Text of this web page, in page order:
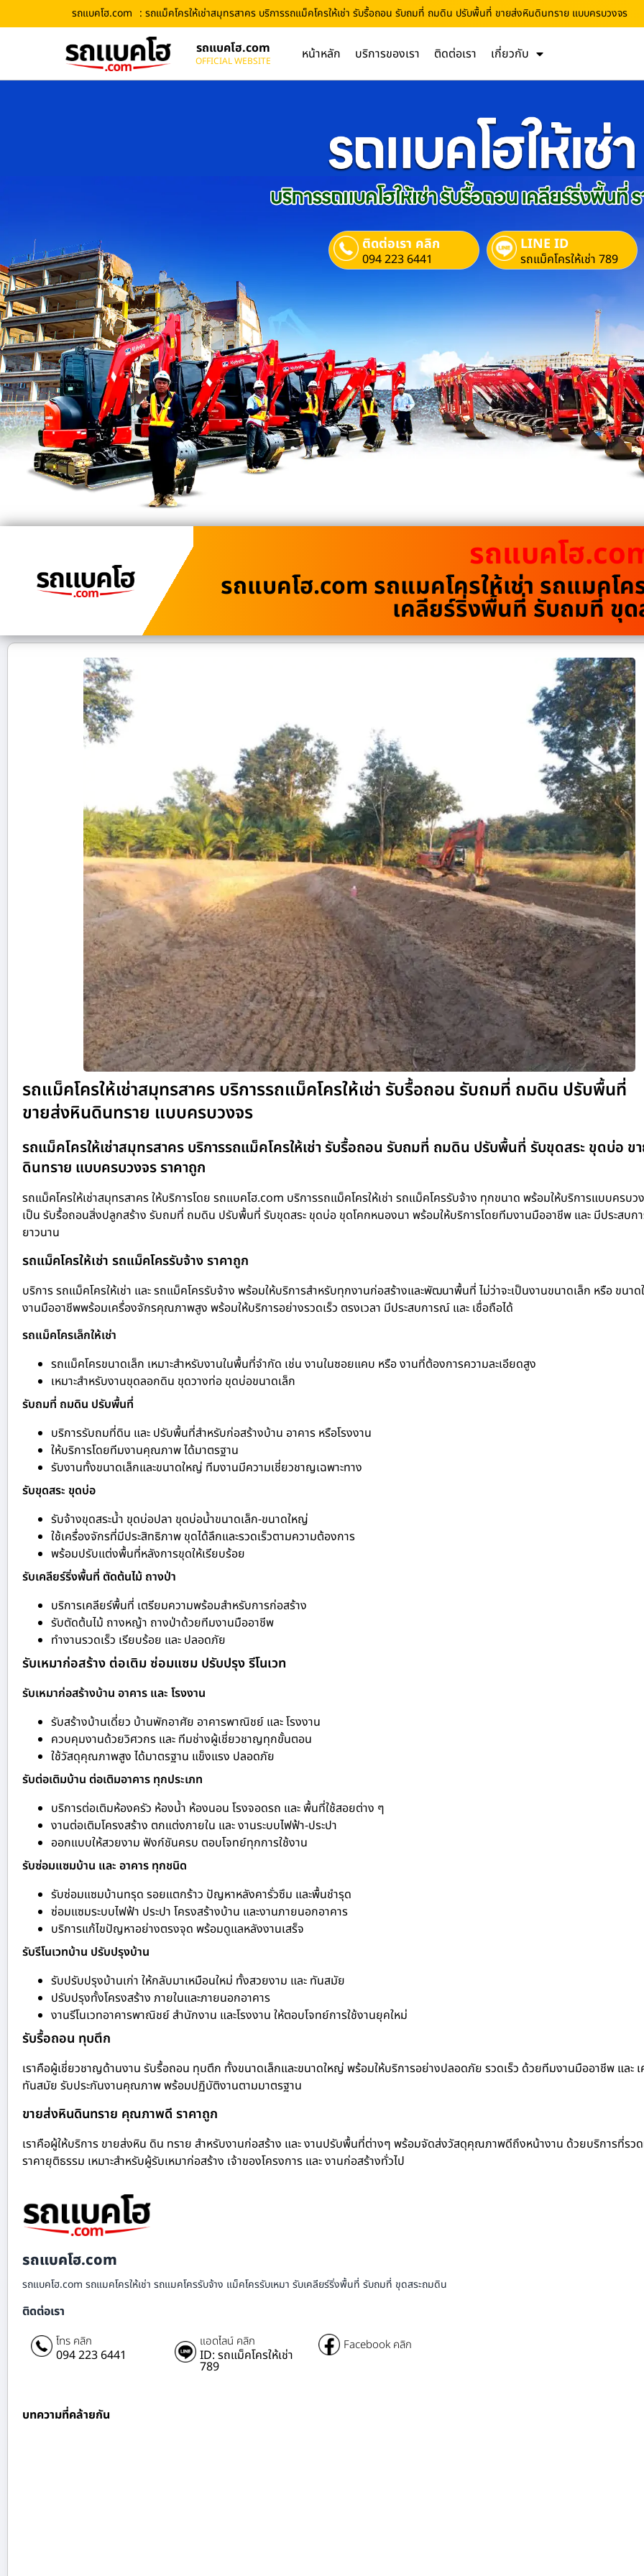
รถแบคโฮ.com : รถแม็คโครให้เช่าสมุทรสาคร บริการรถแม็คโครให้เช่า รับรื้อถอน รับถมที่ ถมดิน ปรับพื้นที่ ขายส่งหินดินทราย แบบครบวงจร
รถแบคโฮ.com
OFFICIAL WEBSITE หน้าหลัก บริการของเรา ติดต่อเรา เกี่ยวกับ
ติดต่อเรา คลิก
094 223 6441
LINE ID
รถแม็คโครให้เช่า 789
รถแบคโฮ
รถแบคโฮ.com รถแมคโครให้เช่า รถแมคโค
เคลียร์ริ่งพื้นที่ รับถมที่ ขุ
รถแม็คโครให้เช่าสมุทรสาคร บริการรถแม็คโครให้เช่า รับรื้อถอน รับถมที่ ถมดิน ปรับพื้นที่
ขายส่งหินดินทราย แบบครบวงจร
รถแม็คโครให้เช่าสมุทรสาคร บริการรถแม็คโครให้เช่า รับรื้อถอน รับถมที่ ถมดิน ปรับพื้นที่ รับขุดสระ ขุดบ่อ ข
ดินทราย แบบครบวงจร ราคาถูก
รถแม็คโครให้เช่าสมุทรสาคร ให้บริการโดย รถแบคโฮ.com บริการรถแม็คโครให้เช่า รถแม็คโครรับจ้าง ทุกขนาด พร้อมให้บริการแบบครบวง
เป็น รับรื้อถอนสิ่งปลูกสร้าง รับถมที่ ถมดิน ปรับพื้นที่ รับขุดสระ ขุดบ่อ ขุดโคกหนองนา พร้อมให้บริการโดยทีมงานมืออาชีพ และ มีประสบก
ยาวนาน
รถแม็คโครให้เช่า รถแม็คโครรับจ้าง ราคาถูก
บริการ รถแม็คโครให้เช่า และ รถแม็คโครรับจ้าง พร้อมให้บริการสำหรับทุกงานก่อสร้างและพัฒนาพื้นที่ ไม่ว่าจะเป็นงานขนาดเล็ก หรือ ขนา
งานมืออาชีพพร้อมเครื่องจักรคุณภาพสูง พร้อมให้บริการอย่างรวดเร็ว ตรงเวลา มีประสบการณ์ และ เชื่อถือได้
รถแม็คโครเล็กให้เช่า
รถแม็คโครขนาดเล็ก เหมาะสำหรับงานในพื้นที่จำกัด เช่น งานในซอยแคบ หรือ งานที่ต้องการความละเอียดสูง
เหมาะสำหรับงานขุดลอกดิน ขุดวางท่อ ขุดบ่อขนาดเล็ก
รับถมที่ ถมดิน ปรับพื้นที่
บริการรับถมที่ดิน และ ปรับพื้นที่สำหรับก่อสร้างบ้าน อาคาร หรือโรงงาน
ให้บริการโดยทีมงานคุณภาพ ได้มาตรฐาน
รับงานทั้งขนาดเล็กและขนาดใหญ่ ทีมงานมีความเชี่ยวชาญเฉพาะทาง
รับขุดสระ ขุดบ่อ
รับจ้างขุดสระน้ำ ขุดบ่อปลา ขุดบ่อน้ำขนาดเล็ก-ขนาดใหญ่
ใช้เครื่องจักรที่มีประสิทธิภาพ ขุดได้ลึกและรวดเร็วตามความต้องการ
พร้อมปรับแต่งพื้นที่หลังการขุดให้เรียบร้อย
รับเคลียร์ริ่งพื้นที่ ตัดต้นไม้ ถางป่า
บริการเคลียร์พื้นที่ เตรียมความพร้อมสำหรับการก่อสร้าง
รับตัดต้นไม้ ถางหญ้า ถางป่าด้วยทีมงานมืออาชีพ
ทำงานรวดเร็ว เรียบร้อย และ ปลอดภัย
รับเหมาก่อสร้าง ต่อเติม ซ่อมแซม ปรับปรุง รีโนเวท
รับเหมาก่อสร้างบ้าน อาคาร และ โรงงาน
รับสร้างบ้านเดี่ยว บ้านพักอาศัย อาคารพาณิชย์ และ โรงงาน
ควบคุมงานด้วยวิศวกร และ ทีมช่างผู้เชี่ยวชาญทุกขั้นตอน
ใช้วัสดุคุณภาพสูง ได้มาตรฐาน แข็งแรง ปลอดภัย
รับต่อเติมบ้าน ต่อเติมอาคาร ทุกประเภท
บริการต่อเติมห้องครัว ห้องน้ำ ห้องนอน โรงจอดรถ และ พื้นที่ใช้สอยต่าง ๆ
งานต่อเติมโครงสร้าง ตกแต่งภายใน และ งานระบบไฟฟ้า-ประปา
ออกแบบให้สวยงาม ฟังก์ชันครบ ตอบโจทย์ทุกการใช้งาน
รับซ่อมแซมบ้าน และ อาคาร ทุกชนิด
รับซ่อมแซมบ้านทรุด รอยแตกร้าว ปัญหาหลังคารั่วซึม และพื้นชำรุด
ซ่อมแซมระบบไฟฟ้า ประปา โครงสร้างบ้าน และงานภายนอกอาคาร
บริการแก้ไขปัญหาอย่างตรงจุด พร้อมดูแลหลังงานเสร็จ
รับรีโนเวทบ้าน ปรับปรุงบ้าน
รับปรับปรุงบ้านเก่า ให้กลับมาเหมือนใหม่ ทั้งสวยงาม และ ทันสมัย
ปรับปรุงทั้งโครงสร้าง ภายในและภายนอกอาคาร
งานรีโนเวทอาคารพาณิชย์ สำนักงาน และโรงงาน ให้ตอบโจทย์การใช้งานยุคใหม่
รับรื้อถอน ทุบตึก
เราคือผู้เชี่ยวชาญด้านงาน รับรื้อถอน ทุบตึก ทั้งขนาดเล็กและขนาดใหญ่ พร้อมให้บริการอย่างปลอดภัย รวดเร็ว ด้วยทีมงานมืออาชีพ และ
ทันสมัย รับประกันงานคุณภาพ พร้อมปฏิบัติงานตามมาตรฐาน
ขายส่งหินดินทราย คุณภาพดี ราคาถูก
เราคือผู้ให้บริการ ขายส่งหิน ดิน ทราย สำหรับงานก่อสร้าง และ งานปรับพื้นที่ต่างๆ พร้อมจัดส่งวัสดุคุณภาพดีถึงหน้างาน ด้วยบริการที่รวด
ราคายุติธรรม เหมาะสำหรับผู้รับเหมาก่อสร้าง เจ้าของโครงการ และ งานก่อสร้างทั่วไป
รถแบคโฮ.com
รถแบคโฮ.com รถแมคโครให้เช่า รถแมคโครรับจ้าง แม็คโครรับเหมา รับเคลียร์ริ่งพื้นที่ รับถมที่ ขุดสระถมดิน
ติดต่อเรา
โทร คลิก
094 223 6441
แอดไลน์ คลิก
ID: รถแม็คโครให้เช่า
789
Facebook คลิก
บทความที่คล้ายกัน